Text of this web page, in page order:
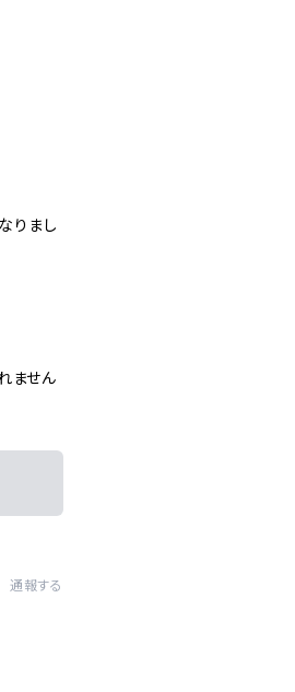
りまし
ません
通報する